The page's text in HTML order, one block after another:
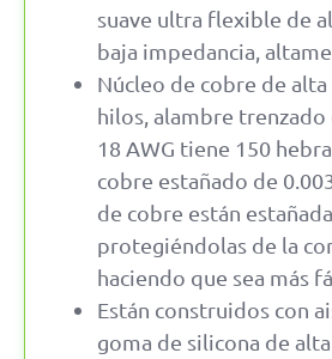
suave ultra flexible de
baja impedancia,
Núcleo de cobre de
hilos, alambre trenzado
18 AWG tiene 150
cobre estañado de
de cobre están
protegiéndolas de la
haciendo que sea más
Están construidos con
goma de silicona de alta